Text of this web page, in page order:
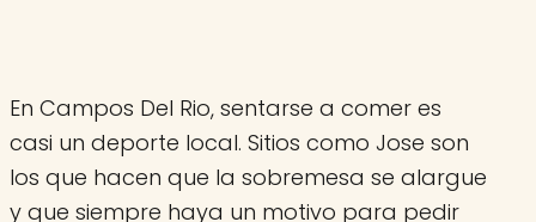
En Campos Del Rio, sentarse a comer es
casi un deporte local. Sitios como Jose son
los que hacen que la sobremesa se alargue
y que siempre haya un motivo para pedir